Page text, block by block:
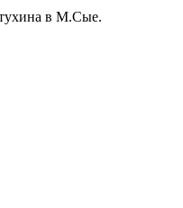
в М.Сые.